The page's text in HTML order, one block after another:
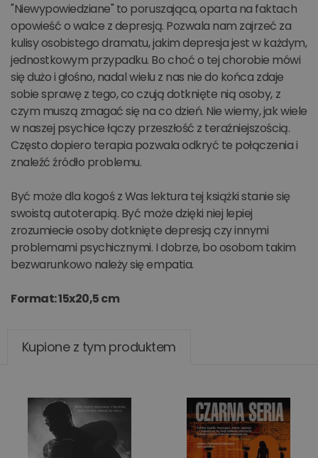
"Niewypowiedziane" to poruszająca, oparta na faktach
opowieść o walce z depresją. Pozwala nam zajrzeć za
kulisy osobistego dramatu, jakim depresja jest w każdym,
jednostkowym przypadku. Bo choć o tej chorobie mówi
się dużo i głośno, nadal wielu z nas nie do końca zdaje
sobie sprawę z tego, co czują dotknięte nią osoby, z
czym muszą zmagać się na co dzień. Nie wiemy, jak wiele
w naszej psychice łączy przeszłość z teraźniejszością.
Często dopiero terapia pozwala odkryć te połączenia i
znaleźć źródło problemu.
Być może dla kogoś z Was lektura tej książki stanie się
swoistą autoterapią. Być może dzięki niej lepiej
zrozumiecie osoby dotknięte depresją czy innymi
problemami psychicznymi. I dobrze, bo osobom takim
bezwarunkowo należy się empatia.
Format: 15x20,5 cm
Kupione z tym produktem